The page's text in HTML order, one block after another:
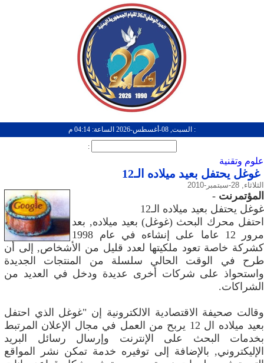
: السبت, 08-أغسطس-2026 الساعة: 04:14 م
:
علوم وتقنية
غوغل يحتفل بعيد ميلاده الـ12
الثلاثاء, 28-سبتمبر-2010
المؤتمرنت -
غوغل يحتفل بعيد ميلاده الـ12
احتفل محرك البحث (غوغل) بعيد ميلاده, بعد
مرور 12 عاما على إنشاءه في عام 1998
كشركة خاصة تعود ملكيتها لعدد قليل من الأشخاص, إلى أن
طرح في الوقت الحالي سلسلة من المنتجات الجديدة
واستحواذ على شركات أخرى عديدة ودخل في العديد من
الشراكات.
وقالت صحيفة الاقتصادية الالكترونية إن "غوغل الذي احتفل
بعيد ميلاده ال 12 يربح من العمل في مجال الإعلان المرتبط
بخدمات البحث على الإنترنت وإرسال رسائل البريد
الإليكتروني, بالإضافة إلى توفيره خدمة تمكن نشر المواقع